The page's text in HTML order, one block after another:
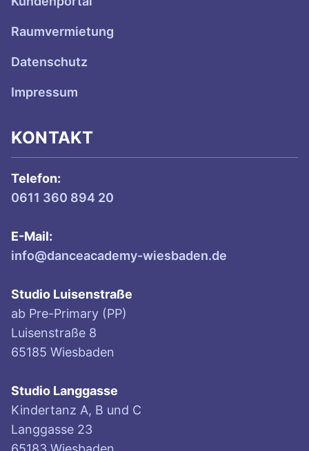
Raumvermietung
Datenschutz
Impressum
KONTAKT
Telefon:
0611 360 894 20
E-Mail:
info@danceacademy-wiesbaden.de
Studio Luisenstraße
ab Pre-Primary (PP)
Luisenstraße 8
65185 Wiesbaden
Studio Langgasse
Kindertanz A, B und C
Langgasse 23